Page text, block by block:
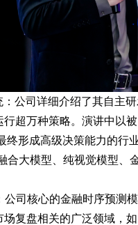
公司详细介绍了其自主
超万种策略。演讲中以
终形成高级决策能力的
合大模型、纯视觉模型
公司核心的金融时序预测
复盘相关的广泛领域，